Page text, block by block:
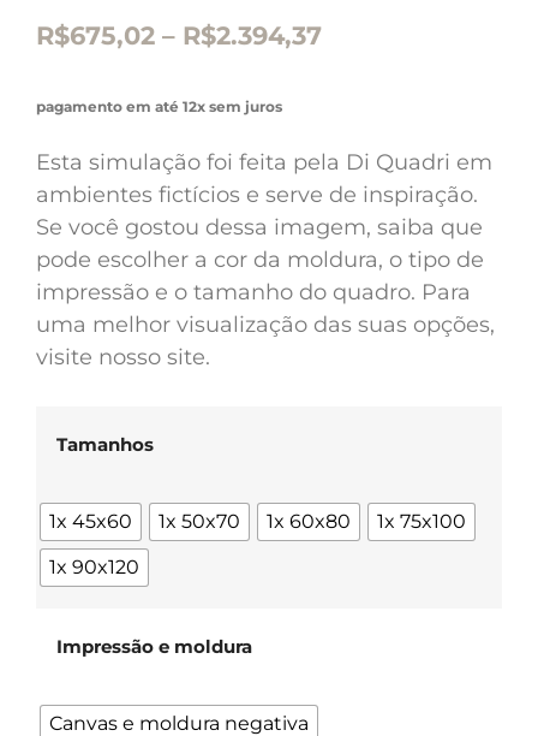
R$675,02 – R$2.394,37
pagamento em até 12x sem juros
Esta simulação foi feita pela Di Quadri em
ambientes fictícios e serve de inspiração.
Se você gostou dessa imagem, saiba que
pode escolher a cor da moldura, o tipo de
impressão e o tamanho do quadro. Para
uma melhor visualização das suas opções,
visite nosso site.
Tamanhos
1x 45x60 1x 50x70 1x 60x80
1x 75x100
1x 90x120
Impressão e moldura
Canvas e moldura negativa